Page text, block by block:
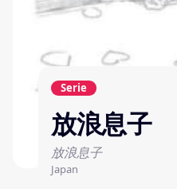
Serie
放浪息子
放浪息子
Japan